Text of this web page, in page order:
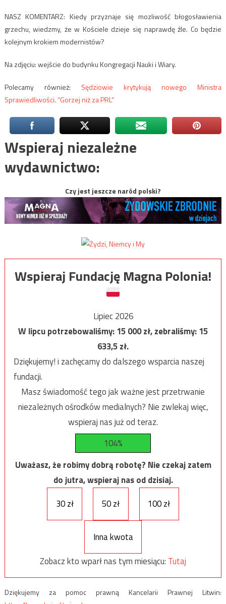
NASZ KOMENTARZ: Kiedy przyznaje się mozliwość błogosławienia
grzechu, wiedzmy, że w Kościele dzieje się naprawdę źle. Co będzie
kolejnym krokiem modernistów?
Na zdjęciu: wejście do budynku Kongregacji Nauki i Wiary.
Polecamy również: Sędziowie krytykują nowego Ministra
Sprawiedliwości. “Gorzej niż za PRL”
Wspieraj niezależne
wydawnictwo:
Czy jest jeszcze naród polski?
Wspieraj Fundację Magna Polonia!
Lipiec 2026
W lipcu potrzebowaliśmy:15 000zł, zebraliśmy:15
633,5zł.
Dziękujemy! i zachęcamy do dalszego wsparcia naszej
fundacji.
Masz świadomość tego jak ważne jest przetrwanie
niezależnych ośrodków medialnych? Nie zwlekaj więc,
wspieraj nas już od teraz.
104%
Uważasz, że robimy dobrą robotę? Nie czekaj zatem
do jutra, wspieraj nas od dzisiaj.
30 zł
50 zł 100 zł
Inna kwota
Zobacz kto wparł nas tym miesiącu: Tutaj
Dziękujemy za pomoc prawną Kancelarii Prawnej Litwin: